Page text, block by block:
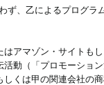
ず、乙によるプログ
アマゾン・サイトも
動（「プロモーショ
くは甲の関連会社の